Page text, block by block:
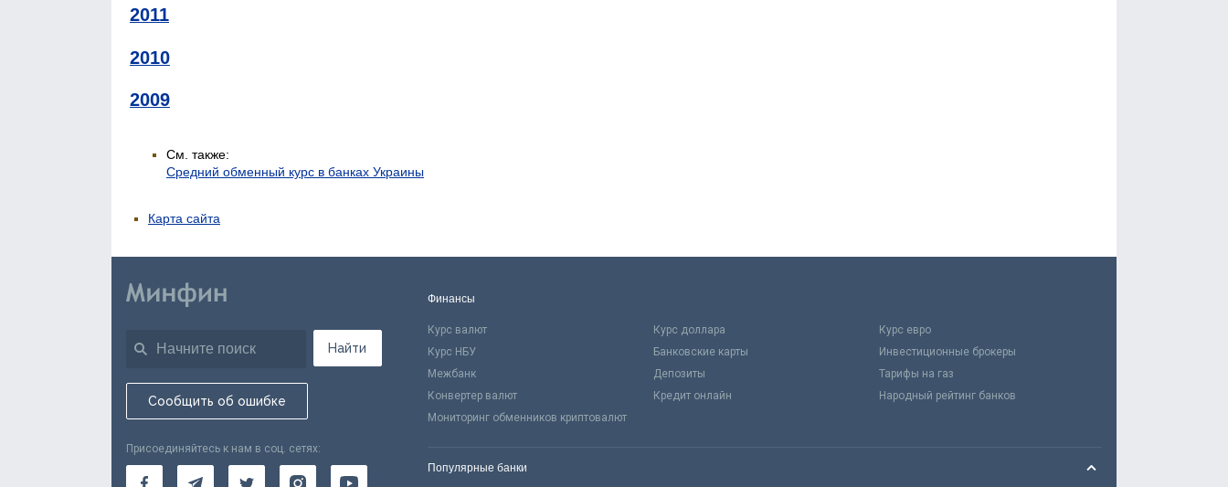
2011
2010
2009
См. также:
Средний обменный курс в банках Украины
Карта сайта
Найти
Сообщить об ошибке
Присоединяйтесь к нам в соц. сетях:
Финансы
Курс валют Курс доллара
Курс евро
Курс НБУ
Банковские карты
Инвестиционные брокеры
Межбанк
Депозиты
Тарифы на газ
Конвертер валют
Кредит онлайн
Народный рейтинг банков
Мониторинг обменников криптовалют
Популярные банки